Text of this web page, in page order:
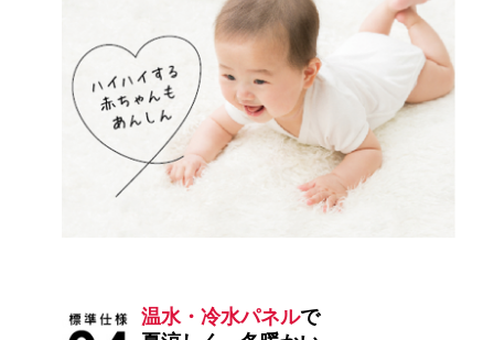
温水・冷水パネルで